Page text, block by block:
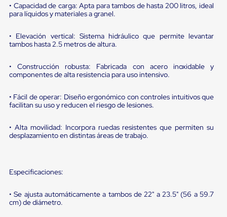
de
patio
Rampas
de
portátiles
de
Cargas
Sellos
para
de
andén
de
Cabezal
• Capacidad de carga: Apta para tambos de hasta 200 litros, ideal
para líquidos y materiales a granel.
• Elevación vertical: Sistema hidráulico que permite levantar
tambos hasta 2.5 metros de altura.
• Construcción robusta: Fabricada con acero inoxidable y
componentes de alta resistencia para uso intensivo.
• Fácil de operar: Diseño ergonómico con controles intuitivos que
facilitan su uso y reducen el riesgo de lesiones.
• Alta movilidad: Incorpora ruedas resistentes que permiten su
desplazamiento en distintas áreas de trabajo.
Especificaciones:
• Se ajusta automáticamente a tambos de 22" a 23.5" (56 a 59.7
cm) de diámetro.